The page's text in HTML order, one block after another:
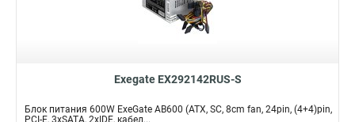
Exegate EX292142RUS-S
Блок питания 600W ExeGate AB600 (ATX, SC, 8cm fan, 24pin, (4+4)pin,
PCI-E, 3xSATA, 2xIDE, кабел...